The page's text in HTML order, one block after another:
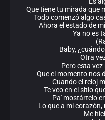
Que tiene tu mirada que
Todo comenzó algo
Ahora el estado de
Ya no es
Baby,
Otra
Pero esta
Que el momento nos
Cuando el reloj
Te veo en el sitio
Pa' mostártelo
Lo que a mi
Me